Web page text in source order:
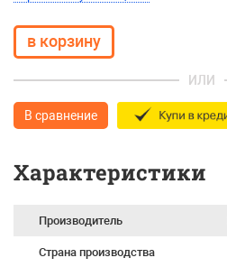
ИЛИ
В сравнение
Характеристики
Производитель
Страна производства